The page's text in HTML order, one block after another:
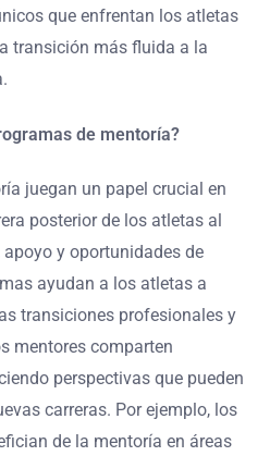
que enfrentan los atletas
transición más fluida a la
de mentoría?
juegan un papel crucial en
posterior de los atletas al
y oportunidades de
ayudan a los atletas a
transiciones profesionales y
mentores comparten
perspectivas que pueden
carreras. Por ejemplo, los
de la mentoría en áreas